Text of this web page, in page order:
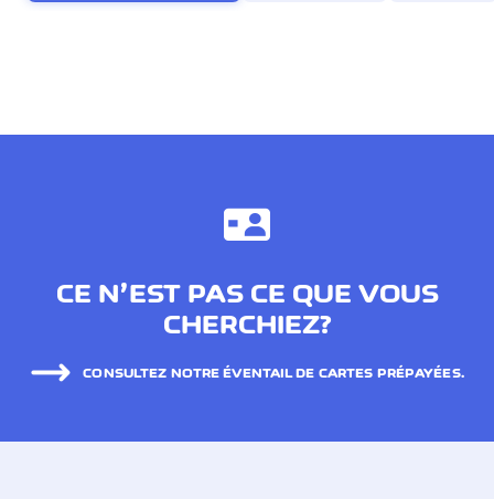
CE N’EST PAS CE QUE VOUS
CHERCHIEZ?
CONSULTEZ NOTRE ÉVENTAIL DE CARTES PRÉPAYÉES.